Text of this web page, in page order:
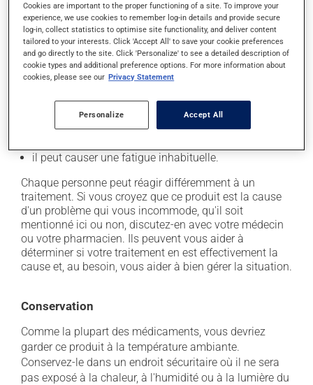
En plus de ses effets recherchés, ce produit peut à
l'occasion entraîner certains effets indésirables (effets
secondaires), notamment :
il peut rendre la bouche sèche;
il peut causer des étourdissements ou vous endormir
- soyez prudent avant de prendre le volant;
il peut causer des maux de tête;
il peut causer une fatigue inhabituelle.
Chaque personne peut réagir différemment à un
traitement. Si vous croyez que ce produit est la cause
d'un problème qui vous incommode, qu'il soit
mentionné ici ou non, discutez-en avec votre médecin
ou votre pharmacien. Ils peuvent vous aider à
déterminer si votre traitement en est effectivement la
cause et, au besoin, vous aider à bien gérer la situation.
Conservation
Comme la plupart des médicaments, vous devriez
garder ce produit à la température ambiante.
Conservez-le dans un endroit sécuritaire où il ne sera
pas exposé à la chaleur, à l'humidité ou à la lumière du
Cookies are important to the proper functioning of a site. To improve your
experience, we use cookies to remember log-in details and provide secure
log-in, collect statistics to optimise site functionality, and deliver content
tailored to your interests. Click 'Accept All' to save your cookie preferences
and go directly to the site. Click 'Personalize' to see a detailed description of
cookie types and additional preference options. For more information about
cookies, please see our Privacy Statement
Personalize Accept All